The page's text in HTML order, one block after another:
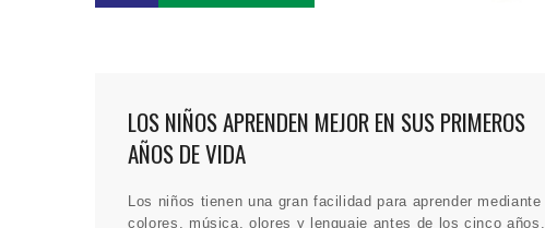
LOS NIÑOS APRENDEN MEJOR EN SUS PRIMEROS
AÑOS DE VIDA
Los niños tienen una gran facilidad para aprender mediante
colores, música, olores y lenguaje antes de los cinco años.